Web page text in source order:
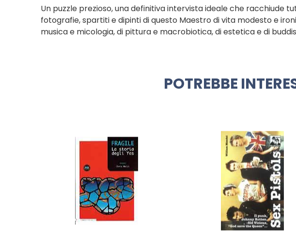
Un puzzle prezioso, una definitiva intervista ideale che racchiude
fotografie, spartiti e dipinti di questo Maestro di vita modesto e
musica e micologia, di pittura e macrobiotica, di estetica e di
POTREBBE